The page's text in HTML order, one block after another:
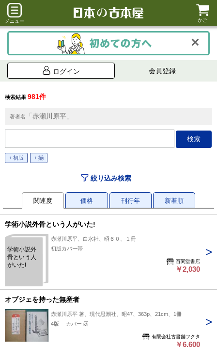
メニュー かご
ログイン 会員登録
検索結果 981件
著者名 「赤瀬川原平」
+ 初版 + 揃
絞り込み検索
関連度 価格 刊行年 新着順
学術小説外骨という人がいた!
学術小説外
骨という人
がいた!
赤瀬川原平、白水社、昭６０、１冊
初版カバー帯
百間堂書店
￥2,030
オブジェを持った無産者
赤瀬川原平 著、現代思潮社、昭47、363p、21cm、1冊
4版 カバー 函
有限会社古書舗フクタ
￥6,600